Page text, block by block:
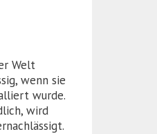
Welt
wenn sie
wurde.
wird